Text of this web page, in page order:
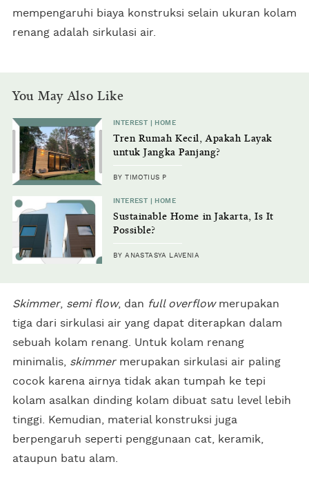
mempengaruhi biaya konstruksi selain ukuran kolam
renang adalah sirkulasi air.
You May Also Like
INTEREST | HOME
Tren Rumah Kecil, Apakah Layak
untuk Jangka Panjang?
BY TIMOTIUS P
INTEREST | HOME
Sustainable Home in Jakarta, Is It
Possible?
BY ANASTASYA LAVENIA
Skimmer, semi flow, dan full overflowmerupakan
tiga dari sirkulasi air yang dapat diterapkan dalam
sebuah kolam renang. Untuk kolam renang
minimalis, skimmermerupakan sirkulasi air paling
cocok karena airnya tidak akan tumpah ke tepi
kolam asalkan dinding kolam dibuat satu level lebih
tinggi. Kemudian, material konstruksi juga
berpengaruh seperti penggunaan cat, keramik,
ataupun batu alam.